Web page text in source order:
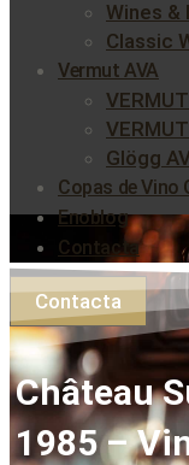
Wines &
Classic
Vermut AVA
Glögg
Copas de Vino
Enoblog
Contacta
Contacta
Château
1985 –